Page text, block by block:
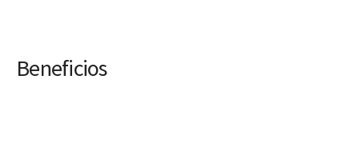
Beneficios